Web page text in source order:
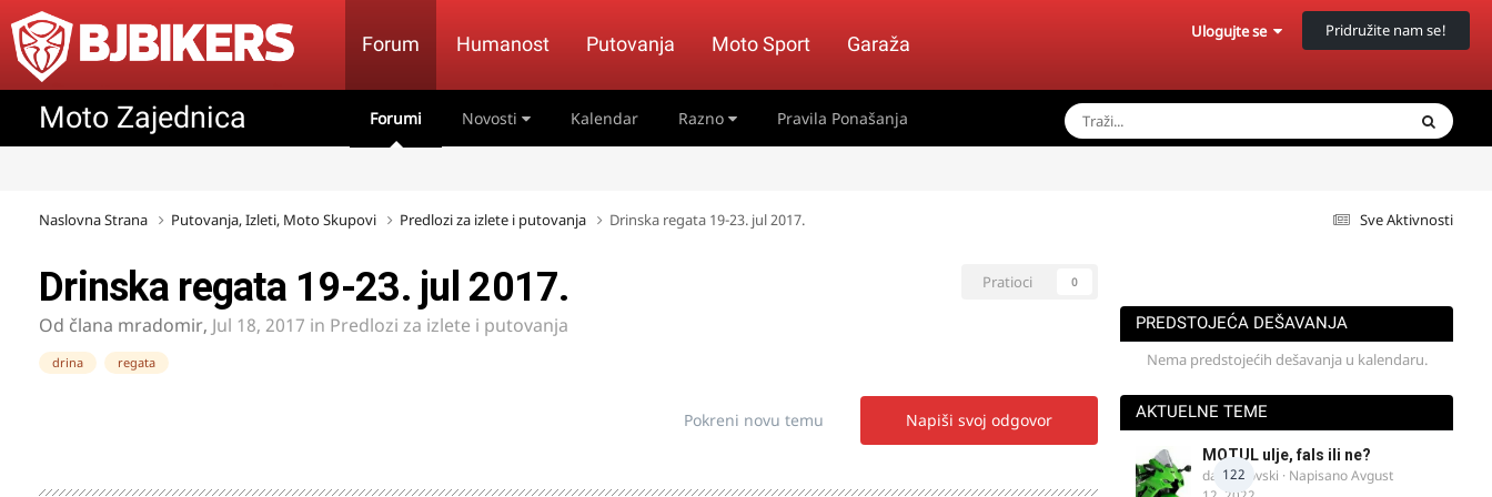
Forum Humanost Putovanja Moto Sport Garaža
Ulogujte se Pridružite nam se!
Moto Zajednica Forumi Novosti Kalendar Razno Pravila Ponašanja
Sve Aktivnosti
Naslovna Strana Putovanja, Izleti, Moto Skupovi Predlozi za izlete i putovanja Drinska regata 19-23. jul 2017.
Pratioci 0
Drinska regata 19-23. jul 2017.
Od člana mradomir, Jul 18, 2017 in Predlozi za izlete i putovanja
drina regata
Napiši svoj odgovor
Pokreni novu temu
PREDSTOJEĆA DEŠAVANJA
Nema predstojećih dešavanja u kalendaru.
AKTUELNE TEME
122
MOTUL ulje, fals ili ne?
dalipopovski · NapisanoAvgust